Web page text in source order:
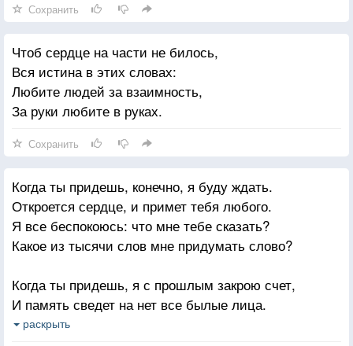
дрожи:
Секунда, длинною в вечность, и вечность длинною в
день.
Я знаю, что в этой жизни бессмысленно все что
было,
есть.
Я верю, придет мгновенье, вернется былая сила,
И память о прошлых бедах, заглушит благая весть.
Запомни: всегда будь смелым - никто тебя не
осудит.
трудом.
Я знаю, не лечит время, как мне говорили люди,
А лечит лишь тот, кому ты по новой откроешь дом.
Сохранить
Чтоб сердце на части не билось,
Вся истина в этих словах:
Любите людей за взаимность,
За руки любите в руках.
Сохранить
Когда ты придешь, конечно, я буду ждать.
Откроется сердце, и примет тебя любого.
Я все беспокоюсь: что мне тебе сказать?
Какое из тысячи слов мне придумать слово?
Когда ты придешь, я с прошлым закрою счет,
И память сведет на нет все былые лица.
Я все представляю: ты стоишь у ворот,
раскрыть